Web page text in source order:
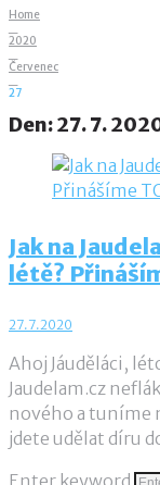
Home
2020
Červenec
27
Den:27. 7.
Jak na
létě?
27.7.2020
Ahoj Jáuděláci,
Jaudelam.cz
nového a tuníme
jdete udělat díru